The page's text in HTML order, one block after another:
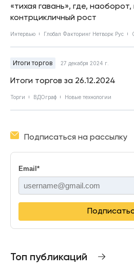
«тихая гавань», где,
контрцикличный рост
Интервью Глобал Факторинг Нетворк Рус
Итоги торгов 27 декабря 2024 г.
Итоги торгов за 26.12.2024
Торги ВДОграф Новые технологии
Подписаться на рассылку
Email *
Топ публикаций